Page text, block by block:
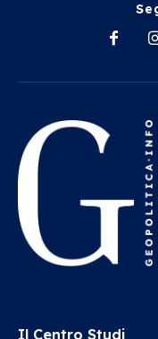
Il Centro Studi